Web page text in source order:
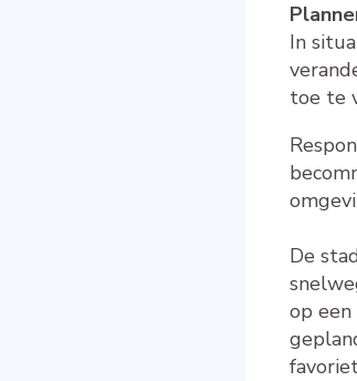
In
toe te
De
op